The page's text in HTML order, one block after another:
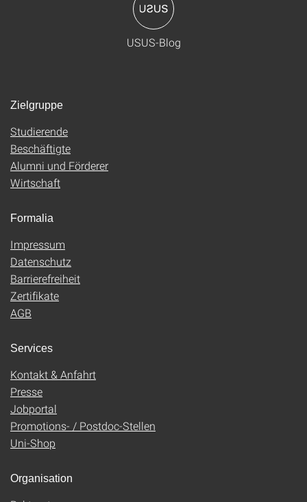
USUS-Blog
Zielgruppe
Studierende
Beschäftigte
Alumni und Förderer
Wirtschaft
Formalia
Impressum
Datenschutz
Barrierefreiheit
Zertifikate
AGB
Services
Kontakt & Anfahrt
Presse
Jobportal
Promotions- / Postdoc-Stellen
Uni-Shop
Organisation